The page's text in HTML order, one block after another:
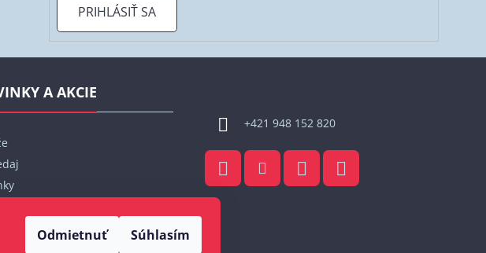
Odmietnuť Súhlasím
PRIHLÁSIŤ SA
A AKCIE
+421 948 152 820